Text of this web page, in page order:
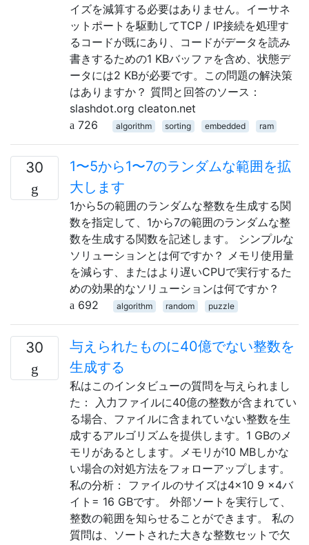
イズを減算する必要はありません。イーサネ
ットポートを駆動してTCP / IP接続を処理す
るコードが既にあり、コードがデータを読み
書きするための1 KBバッファを含め、状態デ
ータには2 KBが必要です。この問題の解決策
はありますか？ 質問と回答のソース：
slashdot.org cleaton.net
726
algorithm sorting embedded ram
30
1〜5から1〜7のランダムな範囲を拡
大します
1から5の範囲のランダムな整数を生成する関
数を指定して、1から7の範囲のランダムな整
数を生成する関数を記述します。 シンプルな
ソリューションとは何ですか？ メモリ使用量
を減らす、またはより遅いCPUで実行するた
めの効果的なソリューションは何ですか？
692
algorithm random puzzle
30
与えられたものに40億でない整数を
生成する
私はこのインタビューの質問を与えられまし
た： 入力ファイルに40億の整数が含まれてい
る場合、ファイルに含まれていない整数を生
成するアルゴリズムを提供します。1 GBのメ
モリがあるとします。メモリが10 MBしかな
い場合の対処方法をフォローアップします。
私の分析： ファイルのサイズは4×10 9 ×4バ
イト= 16 GBです。 外部ソートを実行して、
整数の範囲を知らせることができます。 私の
質問は、ソートされた大きな整数セットで欠